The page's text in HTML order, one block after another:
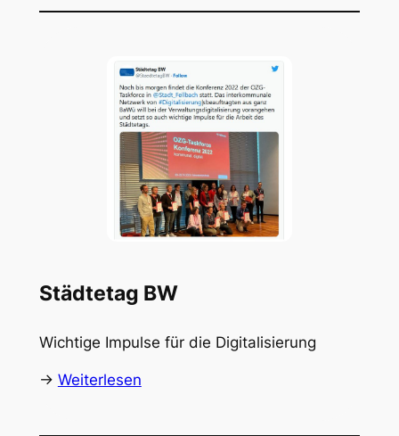
Städtetag BW
Wichtige Impulse für die Digitalisierung
-> Weiterlesen